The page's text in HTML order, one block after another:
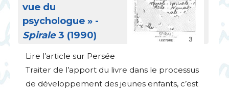
vue du
psychologue » -
Spirale3 (1990)
Lire l’article sur Persée
Traiter de l’apport du livre dans le processus
de développement des jeunes enfants, c’est